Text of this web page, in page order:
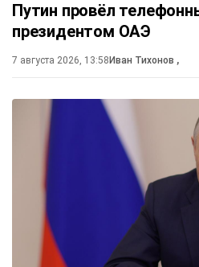
Путин провёл
президентом ОАЭ
7 августа 2026, 13:58 Иван Тихонов ,